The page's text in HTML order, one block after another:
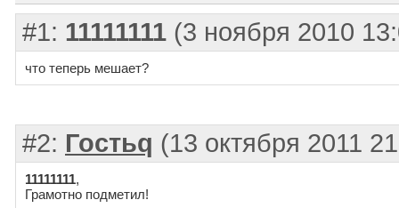
#1: 11111111 (3 ноября 2010
что теперь мешает?
#2: Гостьq (13 октября 2011
11111111,
Грамотно подметил!